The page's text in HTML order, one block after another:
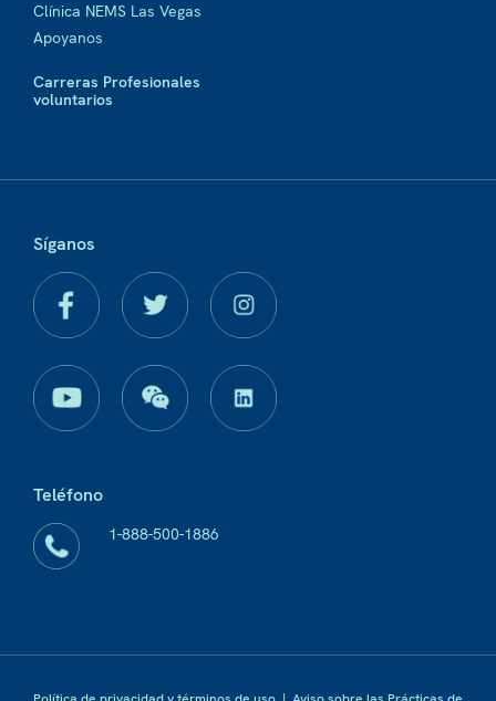
Clínica NEMS Las Vegas
Apoyanos
Carreras Profesionales
voluntarios
Síganos
Teléfono
1-888-500-1886